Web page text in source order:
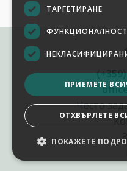
Често
ТАРГЕТИРАНЕ
ФУНКЦИОНАЛНОСТ
ПРИЕМЕТЕ
ОТХВЪРЛЕТЕ
ПОКАЖЕТЕ